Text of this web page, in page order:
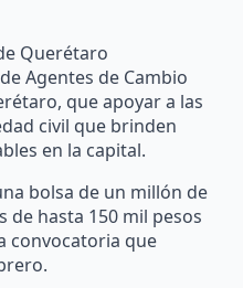
Querétaro
Agentes de Cambio
que apoyar a las
civil que brinden
en la capital.
bolsa de un millón de
de hasta 150 mil pesos
convocatoria que